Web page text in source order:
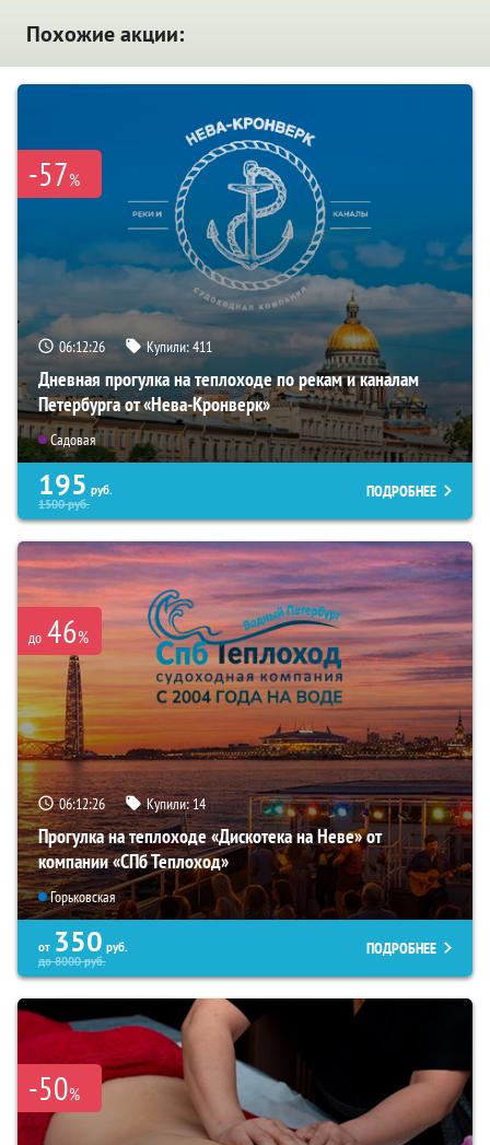
Похожие акции:
-57%
06:12:25 Купили:411
Дневная прогулка на теплоходе по рекам и каналам
Петербурга от «Нева-Кронверк»
Садовая
195 руб.
1500руб.
ПОДРОБНЕЕ
до 46%
06:12:25 Купили:14
Прогулка на теплоходе «Дискотека на Неве» от
компании «СПб Теплоход»
Горьковская
от 350 руб.
до8000руб.
ПОДРОБНЕЕ
-50%